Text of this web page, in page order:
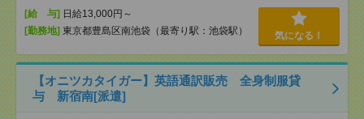
[給 与] 日給13,000円～
[勤務地] 東京都豊島区南池袋（最寄り駅：池袋駅） 気になる！
【オニツカタイガー】英語通訳販売 全身制服貸
与 新宿南[派遣]